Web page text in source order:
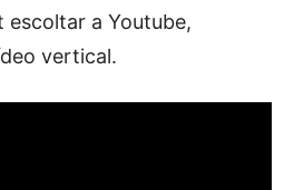
escoltar a Youtube,
vertical.